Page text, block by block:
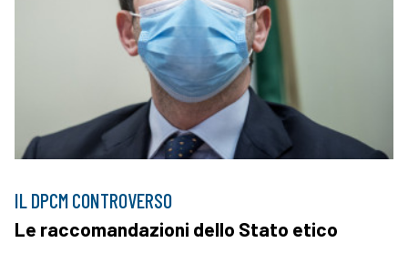
IL DPCM CONTROVERSO
Le raccomandazioni dello Stato etico